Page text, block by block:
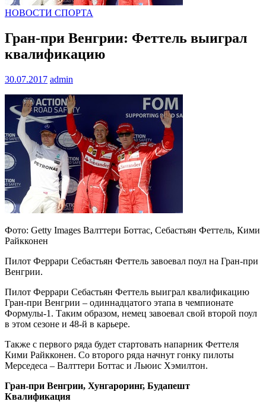
НОВОСТИ СПОРТА
Гран-при Венгрии: Феттель выиграл
квалификацию
30.07.2017 admin
Фото: Getty Images Валттери Боттас, Себастьян Феттель, Кими
Райкконен
Пилот Феррари Себастьян Феттель завоевал поул на Гран-при
Венгрии.
Пилот Феррари Себастьян Феттель выиграл квалификацию
Гран-при Венгрии – одиннадцатого этапа в чемпионате
Формулы-1. Таким образом, немец завоевал свой второй поул
в этом сезоне и 48-й в карьере.
Также с первого ряда будет стартовать напарник Феттеля
Кими Райкконен. Со второго ряда начнут гонку пилоты
Мерседеса – Валттери Боттас и Льюис Хэмилтон.
Гран-при Венгрии, Хунгароринг, Будапешт
Квалификация